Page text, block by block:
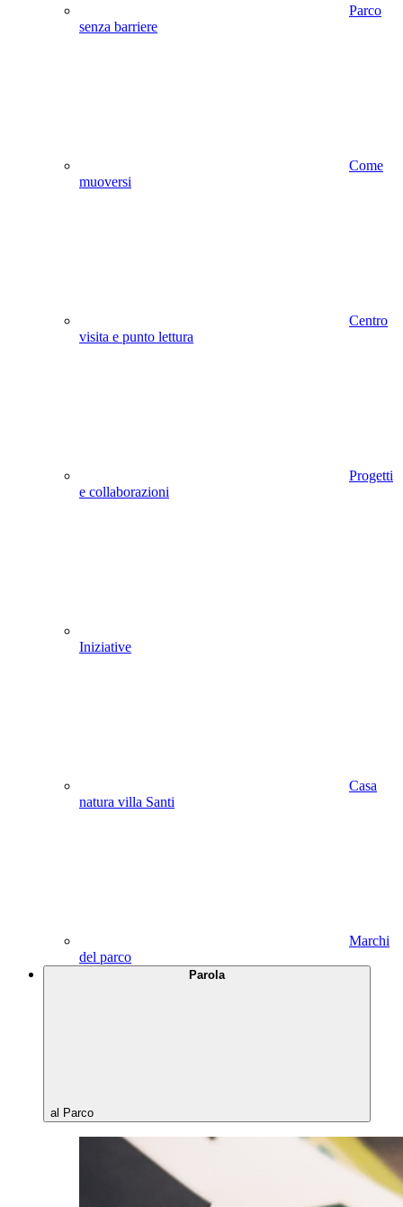
Parco
senza barriere
Come
muoversi
Centro
visita e punto lettura
Progetti
e collaborazioni
Iniziative
Casa
natura villa Santi
Marchi
del parco
Parola
al Parco